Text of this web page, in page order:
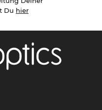
Du hier